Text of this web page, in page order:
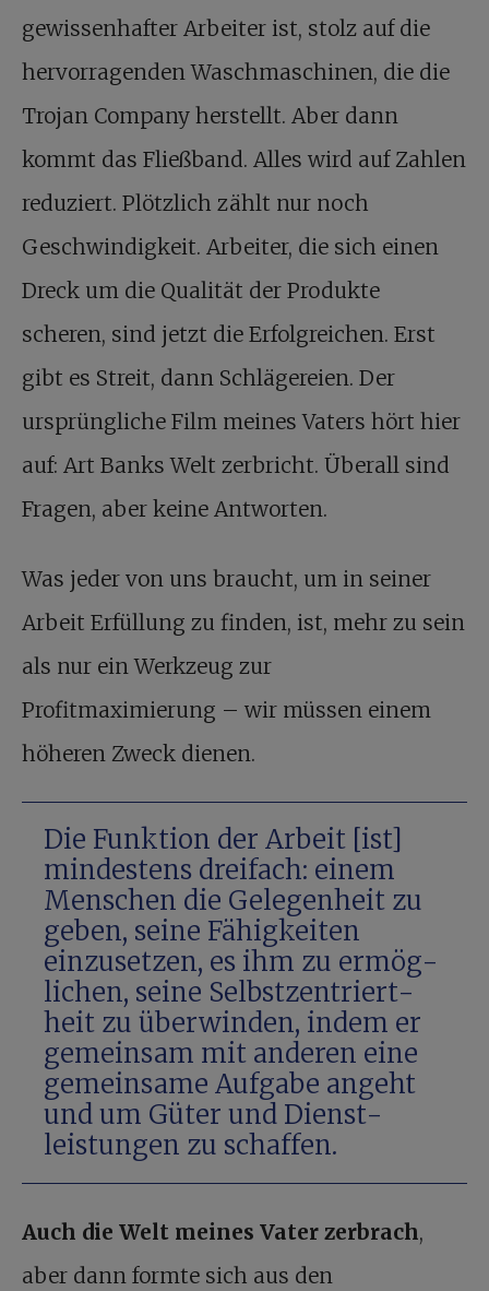
gewissenhafter Arbeiter ist, stolz auf die
hervorragenden Waschmaschinen, die die
Trojan Company herstellt. Aber dann
kommt das Fließband. Alles wird auf Zahlen
reduziert. Plötzlich zählt nur noch
Geschwindigkeit. Arbeiter, die sich einen
Dreck um die Qualität der Produkte
scheren, sind jetzt die Erfolgreichen. Erst
gibt es Streit, dann Schlägereien. Der
ursprüngliche Film meines Vaters hört hier
auf: Art Banks Welt zerbricht. Überall sind
Fragen, aber keine Antworten.
Was jeder von uns braucht, um in seiner
Arbeit Erfüllung zu finden, ist, mehr zu sein
als nur ein Werkzeug zur
Profitmaximierung – wir müssen einem
höheren Zweck dienen.
Die Funktion der Arbeit [ist]
min­­­des­­tens drei­fach: einem
Men­schen die Ge­legen­heit zu
geben, seine Fähig­keiten
einzusetzen, es ihm zu er­mög­
li­chen, seine Selbst­zen­triert­
heit zu über­win­den, indem er
ge­mein­sam mit an­deren eine
ge­mein­same Auf­gabe an­geht
und um Güter und Dienst­
leistungen zu schaffen.
Auch die Welt meines Vater zerbrach,
aber dann formte sich aus den